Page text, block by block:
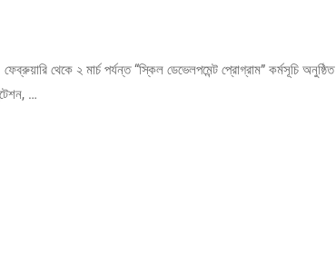
থেকে ২ মার্চ পর্যন্ত “স্কিল ডেভেলপমেন্ট প্রোগ্রাম” কর্মসূচি
…